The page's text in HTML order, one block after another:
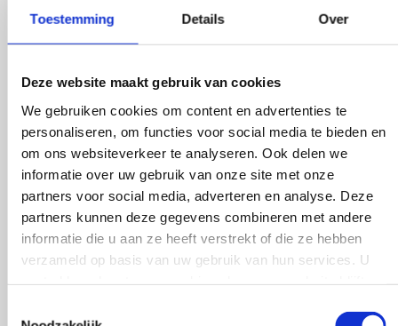
Toestemming Details Over
Deze website maakt gebruik van cookies
We gebruiken cookies om content en advertenties te
personaliseren, om functies voor social media te bieden en
om ons websiteverkeer te analyseren. Ook delen we
informatie over uw gebruik van onze site met onze
partners voor social media, adverteren en analyse. Deze
partners kunnen deze gegevens combineren met andere
informatie die u aan ze heeft verstrekt of die ze hebben
verzameld op basis van uw gebruik van hun services. U
Kwaliteitsbeeld Cederhof
2024
Downloaden